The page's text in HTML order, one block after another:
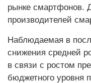
рынке смартфонов.
производителей
Наблюдаемая в
снижения средней
в связи с ростом
бюджетного уровня